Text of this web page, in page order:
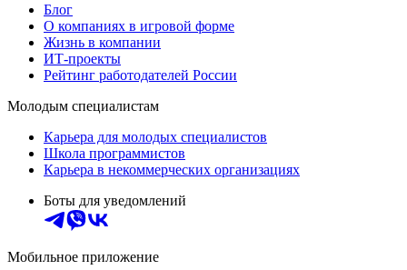
Блог
О компаниях в игровой форме
Жизнь в компании
ИТ-проекты
Рейтинг работодателей России
Молодым специалистам
Карьера для молодых специалистов
Школа программистов
Карьера в некоммерческих организациях
Боты для уведомлений
Мобильное приложение